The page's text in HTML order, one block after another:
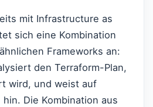
mit Infrastructure as
sich eine Kombination
Frameworks an:
den Terraform-Plan,
wird, und weist auf
Die Kombination aus